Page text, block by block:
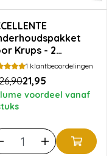
Krups - 2
1 klantbeoordelingen
21,95
voordeel vanaf